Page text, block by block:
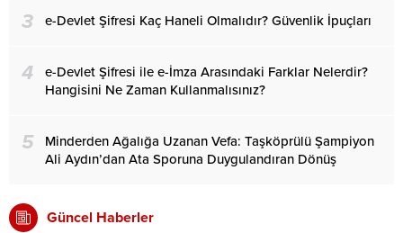
3 e-Devlet Şifresi Kaç Haneli Olmalıdır? Güvenlik İpuçları
4
e-Devlet Şifresi ile e-İmza Arasındaki Farklar Nelerdir?
Hangisini Ne Zaman Kullanmalısınız?
5
Minderden Ağalığa Uzanan Vefa: Taşköprülü Şampiyon
Ali Aydın’dan Ata Sporuna Duygulandıran Dönüş
Güncel Haberler